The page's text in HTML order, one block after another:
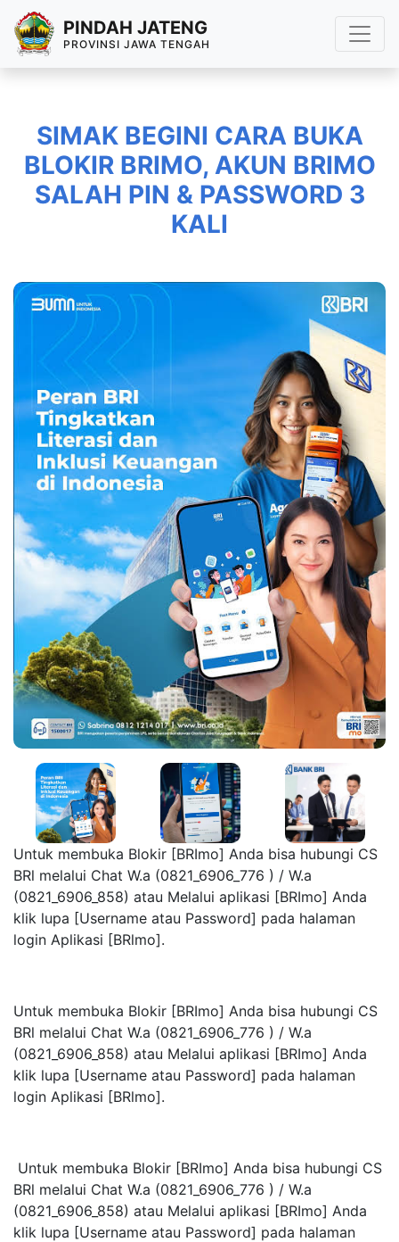
PINDAH JATENG
PROVINSI JAWA TENGAH
SIMAK BEGINI CARA BUKA
BLOKIR BRIMO, AKUN BRIMO
SALAH PIN & PASSWORD 3
KALI
Untuk membuka Blokir [BRImo] Anda bisa hubungi CS
BRl melalui Chat W.a (0821_6906_776 ) / W.a
(0821_6906_858) atau Melalui aplikasi [BRImo] Anda
klik lupa [Username atau Password] pada halaman
login Aplikasi [BRlmo].
Untuk membuka Blokir [BRImo] Anda bisa hubungi CS
BRl melalui Chat W.a (0821_6906_776 ) / W.a
(0821_6906_858) atau Melalui aplikasi [BRImo] Anda
klik lupa [Username atau Password] pada halaman
login Aplikasi [BRlmo].
Untuk membuka Blokir [BRImo] Anda bisa hubungi CS
BRl melalui Chat W.a (0821_6906_776 ) / W.a
(0821_6906_858) atau Melalui aplikasi [BRImo] Anda
klik lupa [Username atau Password] pada halaman